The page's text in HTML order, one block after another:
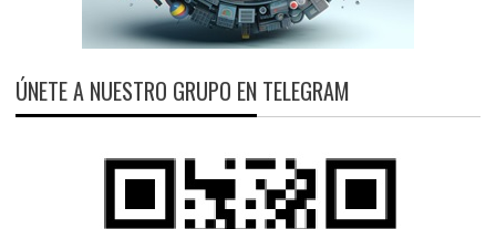
ÚNETE A NUESTRO GRUPO EN TELEGRAM